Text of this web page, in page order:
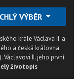
VÝBĚR
krále Václava II. a
a česká královna
Václavovi II. jeho první
životopis